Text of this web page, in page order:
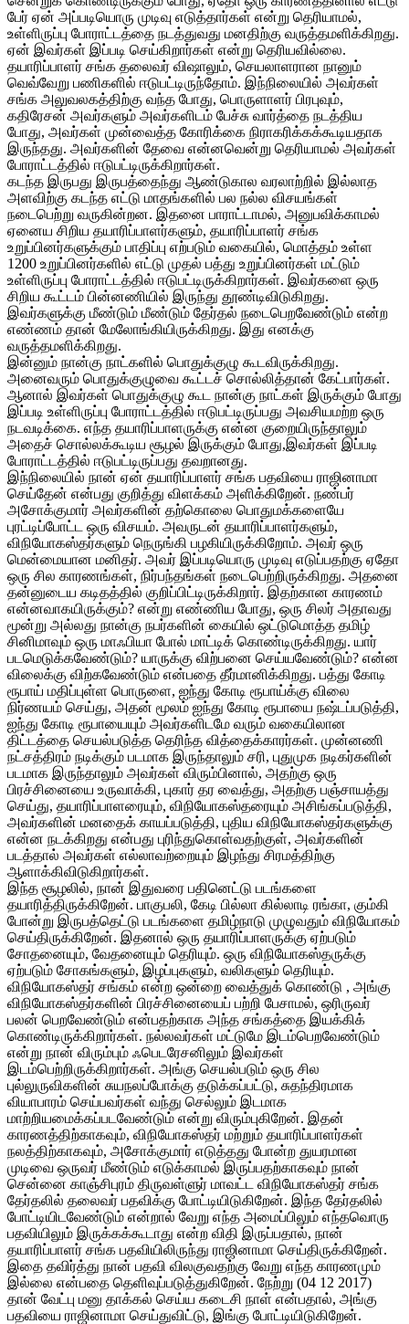
பேர் ஏன் அப்படியொரு முடிவு எடுத்தார்கள் என்று தெரியாமல்,
உள்ளிருப்பு போராட்டத்தை நடத்துவது மனதிற்கு வருத்தமளிக்கிறது.
ஏன் இவர்கள் இப்படி செய்கிறார்கள் என்று தெரியவில்லை.
தயாரிப்பாளர் சங்க தலைவர் விஷாலும், செயலாளரான நானும்
வெவ்வேறு பணிகளில் ஈடுபட்டிருந்தோம். இந்நிலையில் அவர்கள்
சங்க அலுவலகத்திற்கு வந்த போது, பொருளாளர் பிரபுவும்,
கதிரேசன் அவர்களும் அவர்களிடம் பேச்சு வார்த்தை நடத்திய
போது, அவர்கள் முன்வைத்த கோரிக்கை நிராகரிக்கக்கூடியதாக
இருந்தது. அவர்களின் தேவை என்னவென்று தெரியாமல் அவர்கள்
போராட்டத்தில் ஈடுபட்டிருக்கிறார்கள்.
கடந்த இருபது இருபத்தைந்து ஆண்டுகால வரலாற்றில் இல்லாத
அளவிற்கு கடந்த எட்டு மாதங்களில் பல நல்ல விசயங்கள்
நடைபெற்று வருகின்றன. இதனை பாராட்டாமல், அனுபவிக்காமல்
ஏனைய சிறிய தயாரிப்பாளர்களும், தயாரிப்பாளர் சங்க
உறுப்பினர்களுக்கும் பாதிப்பு எற்படும் வகையில், மொத்தம் உள்ள
1200 உறுப்பினர்களில் எட்டு முதல் பத்து உறுப்பினர்கள் மட்டும்
உள்ளிருப்பு போராட்டத்தில் ஈடுபட்டிருக்கிறார்கள். இவர்களை ஒரு
சிறிய கூட்டம் பின்னணியில் இருந்து தூண்டிவிடுகிறது.
இவர்களுக்கு மீண்டும் மீண்டும் தேர்தல் நடைபெறவேண்டும் என்ற
எண்ணம் தான் மேலோங்கியிருக்கிறது. இது எனக்கு
வருத்தமளிக்கிறது.
இன்னும் நான்கு நாட்களில் பொதுக்குழு கூடவிருக்கிறது.
அனைவரும் பொதுக்குழுவை கூட்டச் சொல்லித்தான் கேட்பார்கள்.
ஆனால் இவர்கள் பொதுக்குழு கூட நான்கு நாட்கள் இருக்கும் போது
இப்படி உள்ளிருப்பு போராட்டத்தில் ஈடுபட்டிருப்பது அவசியமற்ற ஒரு
நடவடிக்கை. எந்த தயாரிப்பாளருக்கு என்ன குறையிருந்தாலும்
அதைச் சொல்லக்கூடிய சூழல் இருக்கும் போது,இவர்கள் இப்படி
போராட்டத்தில் ஈடுபட்டிருப்பது தவறானது.
இந்நிலையில் நான் ஏன் தயாரிப்பாளர் சங்க பதவியை ராஜினாமா
செய்தேன் என்பது குறித்து விளக்கம் அளிக்கிறேன். நண்பர்
அசோக்குமார் அவர்களின் தற்கொலை பொதுமக்களையே
புரட்டிப்போட்ட ஒரு விசயம். அவருடன் தயாரிப்பாளர்களும்,
விநியோகஸ்தர்களும் நெருங்கி பழகியிருக்கிறோம். அவர் ஒரு
மென்மையான மனிதர். அவர் இப்படியொரு முடிவு எடுப்பதற்கு ஏதோ
ஒரு சில காரணங்கள், நிர்பந்தங்கள் நடைபெற்றிருக்கிறது. அதனை
தன்னுடைய கடிதத்தில் குறிப்பிட்டிருக்கிறார். இதற்கான காரணம்
என்னவாகயிருக்கும்? என்று எண்ணிய போது, ஒரு சிலர் அதாவது
மூன்று அல்லது நான்கு நபர்களின் கையில் ஒட்டுமொத்த தமிழ்
சினிமாவும் ஒரு மாஃபியா போல் மாட்டிக் கொண்டிருக்கிறது. யார்
படமெடுக்கவேண்டும்? யாருக்கு விற்பனை செய்யவேண்டும்? என்ன
விலைக்கு விற்கவேண்டும் என்பதை தீர்மானிக்கிறது. பத்து கோடி
ரூபாய் மதிப்புள்ள பொருளை, ஐந்து கோடி ரூபாய்க்கு விலை
நிர்ணயம் செய்து, அதன் மூலம் ஐந்து கோடி ரூபாயை நஷ்டப்படுத்தி,
ஐந்து கோடி ரூபாயையும் அவர்களிடமே வரும் வகையிலான
திட்டத்தை செயல்படுத்த தெரிந்த வித்தைக்காரர்கள். முன்னணி
நட்சத்திரம் நடிக்கும் படமாக இருந்தாலும் சரி, புதுமுக நடிகர்களின்
படமாக இருந்தாலும் அவர்கள் விரும்பினால், அதற்கு ஒரு
பிரச்சினையை உருவாக்கி, புகார் தர வைத்து, அதற்கு பஞ்சாயத்து
செய்து, தயாரிப்பாளரையும், விநியோகஸ்தரையும் அசிங்கப்படுத்தி,
அவர்களின் மனதைக் காயப்படுத்தி, புதிய விநியோகஸ்தர்களுக்கு
என்ன நடக்கிறது என்பது புரிந்துகொள்வதற்குள், அவர்களின்
படத்தால் அவர்கள் எல்லாவற்றையும் இழந்து சிரமத்திற்கு
ஆளாக்கிவிடுகிறார்கள்.
இந்த சூழலில், நான் இதுவரை பதினெட்டு படங்களை
தயாரித்திருக்கிறேன். பாகுபலி, கேடி பில்லா கில்லாடி ரங்கா, கும்கி
போன்று இருபத்தெட்டு படங்களை தமிழ்நாடு முழுவதும் விநியோகம்
செய்திருக்கிறேன். இதனால் ஒரு தயாரிப்பாளருக்கு ஏற்படும்
சோதனையும், வேதனையும் தெரியும். ஒரு விநியோகஸ்தருக்கு
ஏற்படும் சோகங்களும், இழப்புகளும், வலிகளும் தெரியும்.
விநியோகஸ்தர் சங்கம் என்ற ஒன்றை வைத்துக் கொண்டு , அங்கு
விநியோகஸ்தர்களின் பிரச்சினையைப் பற்றி பேசாமல், ஒரிருவர்
பலன் பெறவேண்டும் என்பதற்காக அந்த சங்கத்தை இயக்கிக்
கொண்டிருக்கிறார்கள். நல்லவர்கள் மட்டுமே இடம்பெறவேண்டும்
என்று நான் விரும்பும் ஃபெடரேசனிலும் இவர்கள்
இடம்பெற்றிருக்கிறார்கள். அங்கு செயல்படும் ஒரு சில
புல்லுருவிகளின் சுயநலப்போக்கு தடுக்கப்பட்டு, சுதந்திரமாக
வியாபாரம் செய்பவர்கள் வந்து செல்லும் இடமாக
மாற்றியமைக்கப்படவேண்டும் என்று விரும்புகிறேன். இதன்
காரணத்திற்காகவும், விநியோகஸ்தர் மற்றும் தயாரிப்பாளர்கள்
நலத்திற்காகவும், அசோக்குமார் எடுத்தது போன்ற துயரமான
முடிவை ஒருவர் மீண்டும் எடுக்காமல் இருப்பதற்காகவும் நான்
சென்னை காஞ்சிபுரம் திருவள்ளுர் மாவட்ட விநியோகஸ்தர் சங்க
தேர்தலில் தலைவர் பதவிக்கு போட்டியிடுகிறேன். இந்த தேர்தலில்
போட்டியிடவேண்டும் என்றால் வேறு எந்த அமைப்பிலும் எந்தவொரு
பதவியிலும் இருக்கக்கூடாது என்ற விதி இருப்பதால், நான்
தயாரிப்பாளர் சங்க பதவியிலிருந்து ராஜினாமா செய்திருக்கிறேன்.
இதை தவிர்த்து நான் பதவி விலகுவதற்கு வேறு எந்த காரணமும்
இல்லை என்பதை தெளிவுப்படுத்துகிறேன். நேற்று (04 12 2017)
தான் வேட்பு மனு தாக்கல் செய்ய கடைசி நாள் என்பதால், அங்கு
பதவியை ராஜினாமா செய்துவிட்டு, இங்கு போட்டியிடுகிறேன்.